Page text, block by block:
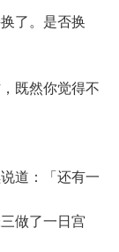
了。是否换
既然你觉得不
道：「还有一
做了一日宫